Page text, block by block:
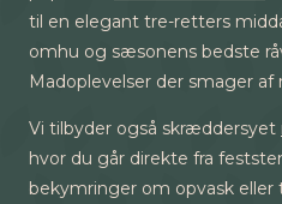
til en elegant tre-retters
omhu og sæsonens bedste
Madoplevelser der smager af
Vi tilbyder også skræddersyet
hvor du går direkte fra
bekymringer om opvask eller